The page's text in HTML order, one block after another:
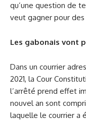
qu’une question de
veut gagner pour des
Les gabonais vont
Dans un courrier
2021, la Cour
l’arrêté prend effet
nouvel an sont
laquelle le courrier a